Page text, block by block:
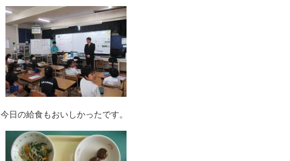
今日の給食もおいしかったです。